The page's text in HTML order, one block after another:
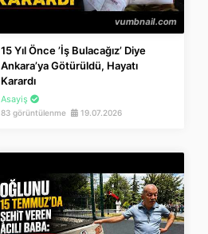
15 Yıl Önce ’İş Bulacağız’ Diye
Ankara’ya Götürüldü, Hayatı
Karardı
Asayiş
83 görüntülenme 19.07.2026